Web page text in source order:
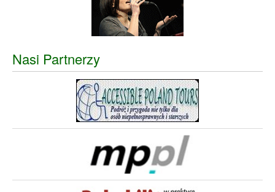
Nasi Partnerzy